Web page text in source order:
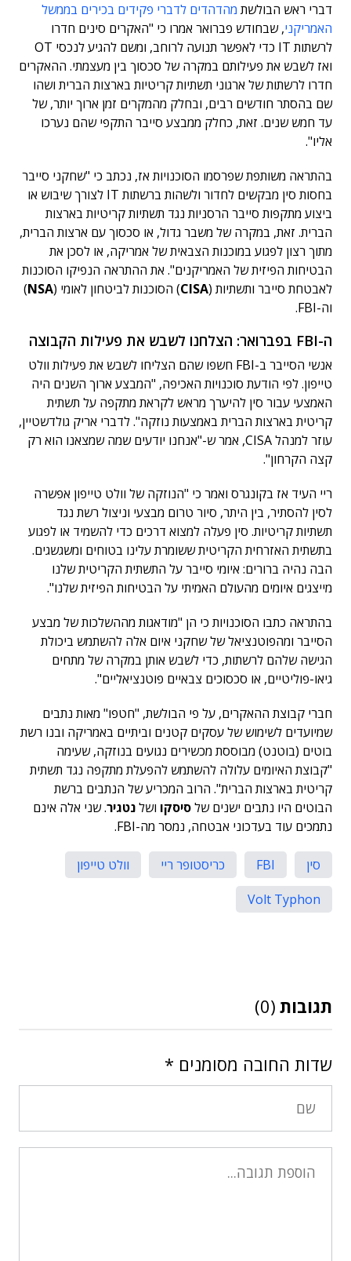
דברי ראש הבולשת מהדהדים לדברי פקידים בכירים בממשל
האמריקני, שבחודש פברואר אמרו כי "האקרים סינים חדרו
לרשתות IT כדי לאפשר תנועה לרוחב, ומשם להגיע לנכסי OT
ואז לשבש את פעילותם במקרה של סכסוך בין מעצמתי. ההאקרים
חדרו לרשתות של ארגוני תשתיות קריטיות בארצות הברית ושהו
שם בהסתר חודשים רבים, ובחלק מהמקרים זמן ארוך יותר, של
עד חמש שנים. זאת, כחלק ממבצע סייבר התקפי שהם נערכו
אליו".
בהתראה משותפת שפרסמו הסוכנויות אז, נכתב כי "שחקני סייבר
בחסות סין מבקשים לחדור ולשהות ברשתות IT לצורך שיבוש או
ביצוע מתקפות סייבר הרסניות נגד תשתיות קריטיות בארצות
הברית. זאת, במקרה של משבר גדול, או סכסוך עם ארצות הברית,
מתוך רצון לפגוע במוכנות הצבאית של אמריקה, או לסכן את
הבטיחות הפיזית של האמריקנים". את ההתראה הנפיקו הסוכנות
לאבטחת סייבר ותשתיות (CISA) הסוכנות לביטחון לאומי (NSA
)
וה-FBI.
ה-FBI בפברואר: הצלחנו לשבש את פעילות הקבוצה
אנשי הסייבר ב-FBI חשפו שהם הצליחו לשבש את פעילות וולט
טייפון. לפי הודעת סוכנויות האכיפה, "המבצע ארוך השנים היה
האמצעי עבור סין להיערך מראש לקראת מתקפה על תשתית
קריטית בארצות הברית באמצעות נוזקה". לדברי אריק גולדשטיין,
עוזר למנהל CISA, אמר ש-"אנחנו יודעים שמה שמצאנו הוא רק
קצה הקרחון".
ריי העיד אז בקונגרס ואמר כי "הנוזקה של וולט טייפון אפשרה
לסין להסתיר, בין היתר, סיור טרום מבצעי וניצול רשת נגד
תשתיות קריטיות. סין פעלה למצוא דרכים כדי להשמיד או לפגוע
בתשתית האזרחית הקריטית ששומרת עלינו בטוחים ומשגשגים.
הבה נהיה ברורים: איומי סייבר על התשתית הקריטית שלנו
מייצגים איומים מהעולם האמיתי על הבטיחות הפיזית שלנו".
בהתראה כתבו הסוכנויות כי הן "מודאגות מההשלכות של מבצע
הסייבר ומהפוטנציאל של שחקני איום אלה להשתמש ביכולת
הגישה שלהם לרשתות, כדי לשבש אותן במקרה של מתחים
גיאו-פוליטיים, או סכסוכים צבאיים פוטנציאליים".
חברי קבוצת ההאקרים, על פי הבולשת, "חטפו" מאות נתבים
שמיועדים לשימוש של עסקים קטנים וביתיים באמריקה ובנו רשת
בוטים (בוטנט) מבוססת מכשירים נגועים בנוזקה, שעימה
"קבוצת האיומים עלולה להשתמש להפעלת מתקפה נגד תשתית
קריטית בארצות הברית". הרוב המכריע של הנתבים ברשת
הבוטים היו נתבים ישנים שלסיסקו ושלנטגיר. שני אלה אינם
נתמכים עוד בעדכוני אבטחה, נמסר מה-FBI.
סין FBI כריסטופר ריי
וולט טייפון
Volt Typhon
תגובות (0)
שדות החובה מסומנים *